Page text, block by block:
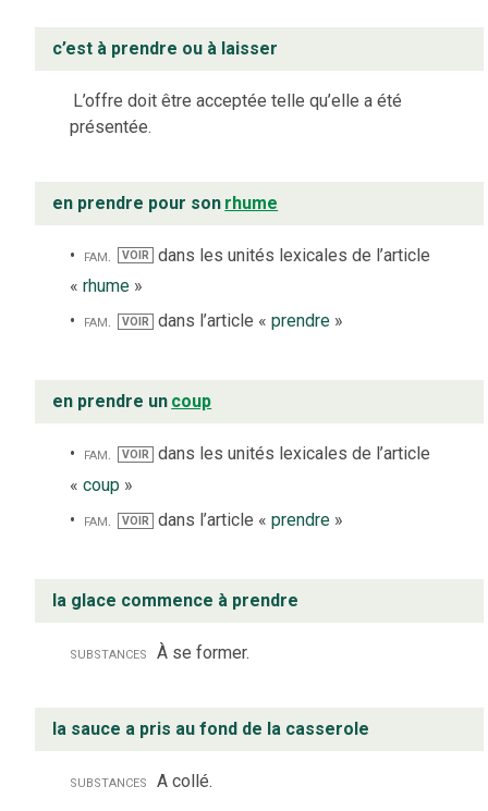
c’est à prendre ou à laisser
L’offre doit être acceptée telle qu’elle a été
présentée.
en prendre pour son rhume
fam. VOIR
dans les unités lexicales de l’article
« rhume »
fam.
VOIR dans l’article « prendre»
en prendre un coup
fam. VOIR
dans les unités lexicales de l’article
« coup »
fam.
VOIR dans l’article « prendre»
la glace commence à prendre
substances À se former.
la sauce a pris au fond de la casserole
substances A collé.